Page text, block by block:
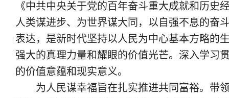
《中共中央关于党的百年奋斗重大成就和历
人类谋进步、为世界谋大同，以自强不息的奋
表达，是新时代坚持以人民为中心基本方略的
强大的真理力量和耀眼的价值光芒。深入学习
的价值意蕴和现实意义。
为人民谋幸福旨在扎实推进共同富裕。带